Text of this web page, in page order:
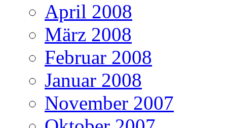
April 2008
März 2008
Februar 2008
Januar 2008
November 2007